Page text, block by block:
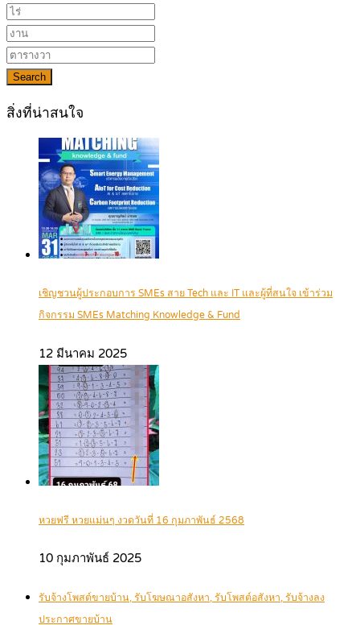
Search
สิ่งที่น่าสนใจ
เชิญชวนผู้ประกอบการ SMEs สาย Tech และ IT และผู้ที่สนใจ เข้าร่วม
กิจกรรม SMEs Matching Knowledge & Fund
12 มีนาคม 2025
หวยฟรี หวยแม่นๆ งวดวันที่ 16 กุมภาพันธ์ 2568
10 กุมภาพันธ์ 2025
รับจ้างโพสต์ขายบ้าน, รับโฆษณาอสังหา, รับโพสต์อสังหา, รับจ้างลง
ประกาศขายบ้าน